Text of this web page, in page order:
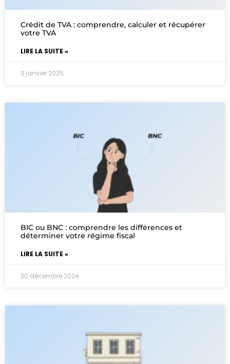
Crédit de TVA : comprendre, calculer et récupérer
votre TVA
LIRE LA SUITE »
3 janvier 2025
BIC ou BNC : comprendre les différences et
déterminer votre régime fiscal
LIRE LA SUITE »
30 décembre 2024